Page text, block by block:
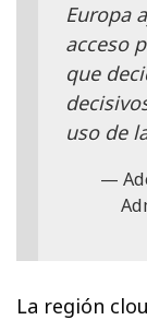
Europa
acceso
que
uso de
La región